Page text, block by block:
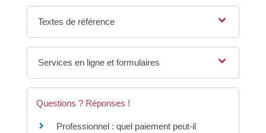
Textes de référence
Services en ligne et formulaires
Questions ? Réponses !
Professionnel : quel paiement peut-il